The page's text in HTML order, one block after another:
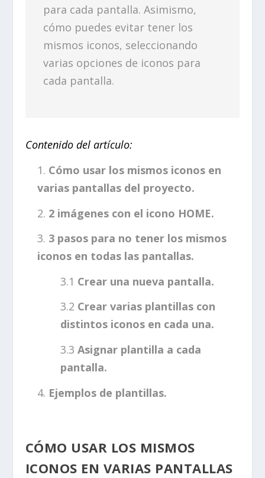
para cada pantalla. Asimismo,
cómo puedes evitar tener los
mismos iconos, seleccionando
varias opciones de iconos para
cada pantalla.
Contenido del artículo:
Cómo usar los mismos iconos en
varias pantallas del proyecto.
2 imágenes con el icono HOME.
3 pasos para no tener los mismos
iconos en todas las pantallas.
Crear una nueva pantalla.
Crear varias plantillas con
distintos iconos en cada una.
Asignar plantilla a cada
pantalla.
Ejemplos de plantillas.
CÓMO USAR LOS MISMOS
ICONOS EN VARIAS PANTALLAS